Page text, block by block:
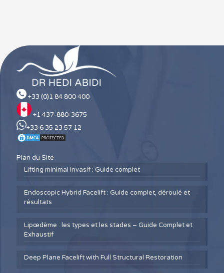
+33 (0)1 84 800 400
+1 437-880-3675
+33 6 35 23 57 12
Plan du Site
Lifting minimal invasif : Guide complet
Endoscopic Hybrid Facelift : Guide complet, déroulé et
résultats
Lipœdème : les types et les stades – Guide Complet et
Exhaustif
Deep Plane Facelift with Full Structural Restoration